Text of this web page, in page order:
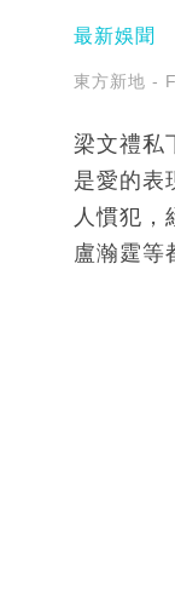
最新娛聞
東方新地
梁文禮私
是愛的表
人慣犯，
盧瀚霆等